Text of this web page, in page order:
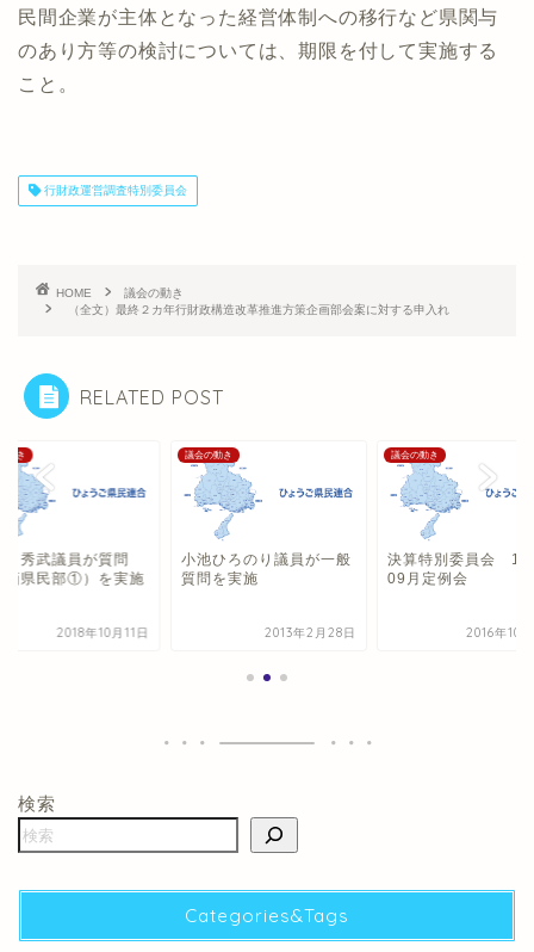
民間企業が主体となった経営体制への移行など県関与
のあり方等の検討については、期限を付して実施する
こと。
行財政運営調査特別委員会
HOME
議会の動き
（全文）最終２カ年行財政構造改革推進方策企画部会案に対する申入れ
RELATED POST
動き
秀武議員が質問
画県民部①）を実施
2018年10月11日
議会の動き
小池ひろのり議員が一般
質問を実施
2013年2月28日
議会の動き
決算特別委員会 16
09月定例会
2016年10
検索
Categories&Tags